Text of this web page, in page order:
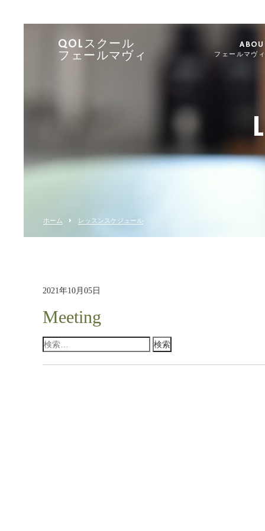
QOLスクール
フェールマヴィ
フェールマヴ
ホーム レッスンスケジュール
2021年10月05日
Meeting
検